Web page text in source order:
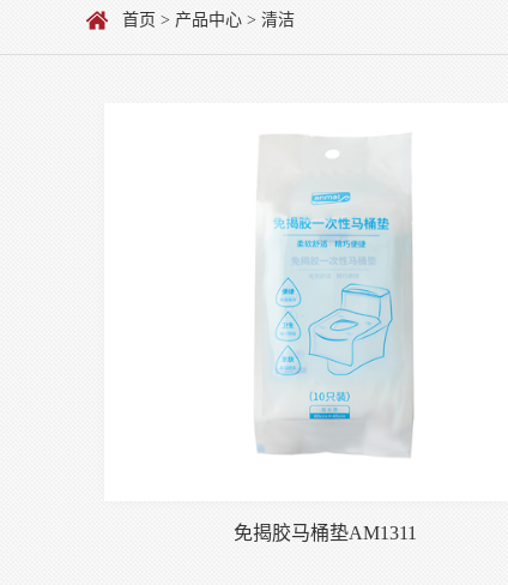
首页 > 产品中心 > 清洁
免揭胶马桶垫AM1311